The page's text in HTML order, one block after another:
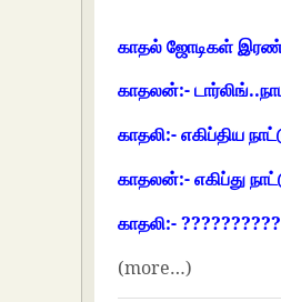
காதல் ஜோடிகள்
காதலன்:-
காதலி:- எகிப்திய
காதலன்:- எகிப்து
காதலி:- ??????????
(more…)